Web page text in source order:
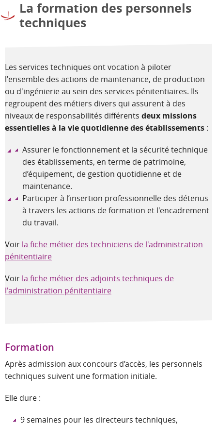
La formation des personnels
techniques
Les services techniques ont vocation à piloter
l'ensemble des actions de maintenance, de production
ou d'ingénierie au sein des services pénitentiaires. Ils
regroupent des métiers divers qui assurent à des
niveaux de responsabilités différents deux missions
essentielles à la vie quotidienne des établissements :
Assurer le fonctionnement et la sécurité technique
des établissements, en terme de patrimoine,
d’équipement, de gestion quotidienne et de
maintenance.
Participer à l’insertion professionnelle des détenus
à travers les actions de formation et l'encadrement
du travail.
Voir la fiche métier des techniciens de l'administration
pénitentiaire
Voir la fiche métier des adjoints techniques de
l'administration pénitentiaire
Formation
Après admission aux concours d’accès, les personnels
techniques suivent une formation initiale.
Elle dure :
9 semaines pour les directeurs techniques,